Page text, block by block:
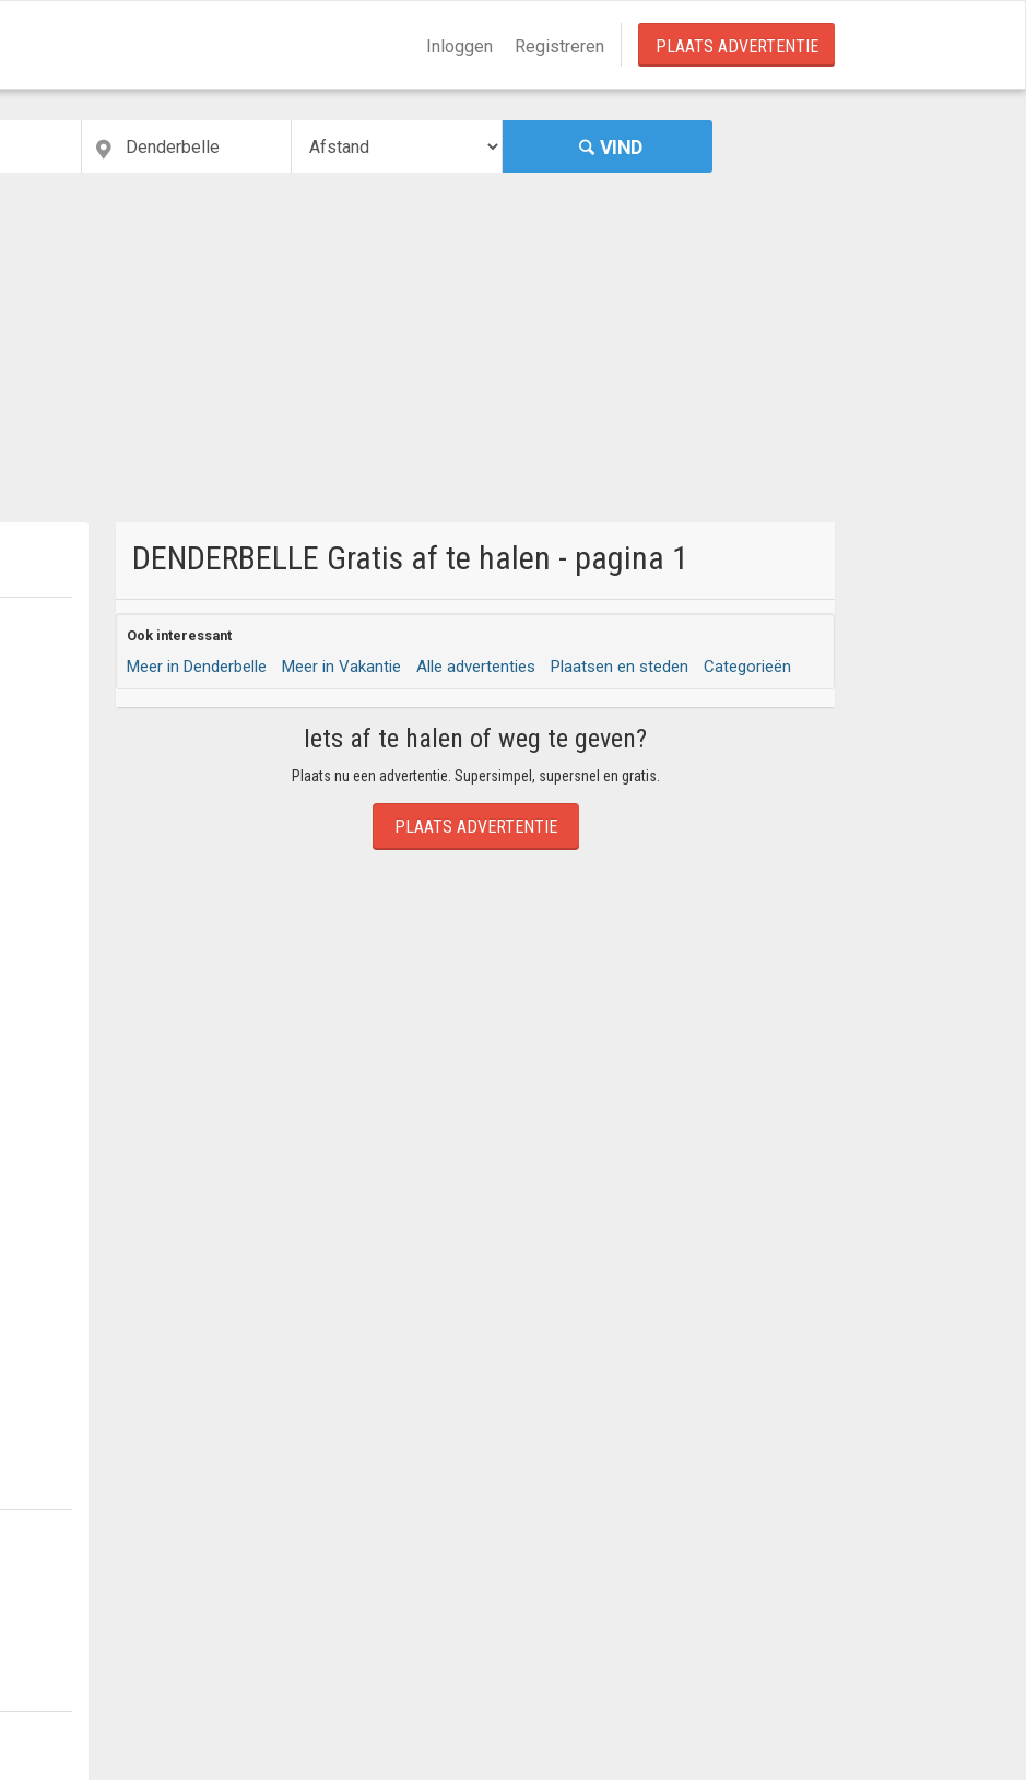
Inloggen Registreren PLAATS ADVERTENTIE
VIND
DENDERBELLE Gratis af te halen - pagina 1
Ook interessant
Meer in Denderbelle Meer in Vakantie Alle advertenties Plaatsen en steden Categorieën
Iets af te halen of weg te geven?
Plaats nu een advertentie. Supersimpel, supersnel en gratis.
PLAATS ADVERTENTIE